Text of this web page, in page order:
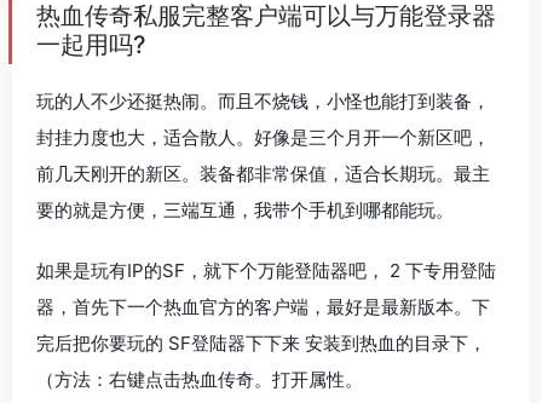
热血传奇私服完整客户端可以与万能登录器
一起用吗?
玩的人不少还挺热闹。而且不烧钱，小怪也能打到装备，
封挂力度也大，适合散人。好像是三个月开一个新区吧，
前几天刚开的新区。装备都非常保值，适合长期玩。最主
要的就是方便，三端互通，我带个手机到哪都能玩。
如果是玩有IP的SF，就下个万能登陆器吧， 2 下专用登陆
器，首先下一个热血官方的客户端，最好是最新版本。下
完后把你要玩的 SF登陆器下下来 安装到热血的目录下，
（方法：右键点击热血传奇。打开属性。